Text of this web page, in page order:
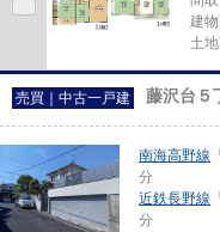
建物
土地
売買｜中古一戸建 藤沢台５
南海高野線 「
分
近鉄長野線 「
分